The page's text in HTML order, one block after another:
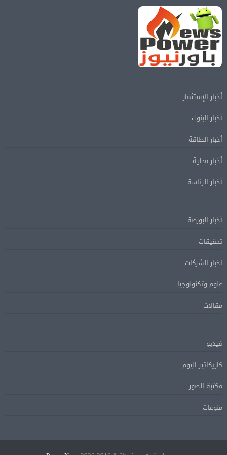
أخبار الإستثمار
أخبار البنوك
أخبار الطاقة
أخبار محلية
أخبار الرئاسة
أخبار البورصة
تحقيقات
اخبار الشركات
علوم وتكنولوجيا
مقالات
فيديو
كاريكاتير اليوم
مكتبة الصور
منوعات